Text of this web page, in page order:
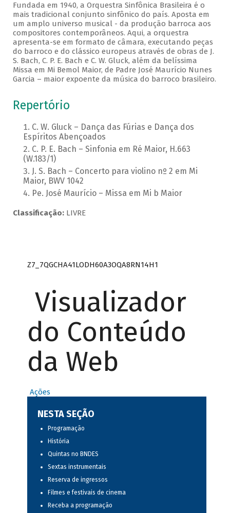
Fundada em 1940, a Orquestra Sinfônica Brasileira é o
mais tradicional conjunto sinfônico do país. Aposta em
um amplo universo musical - da produção barroca aos
compositores contemporâneos. Aqui, a orquestra
apresenta-se em formato de câmara, executando peças
do barroco e do clássico europeus através de obras de J.
S. Bach, C. P. E. Bach e C. W. Gluck, além da belíssima
Missa em Mi Bemol Maior, de Padre José Maurício Nunes
Garcia – maior expoente da música do barroco brasileiro.
Repertório
C. W. Gluck – Dança das Fúrias e Dança dos
Espíritos Abençoados
C. P. E. Bach – Sinfonia em Ré Maior, H.663
(W.183/1)
J. S. Bach – Concerto para violino nº 2 em Mi
Maior, BWV 1042
Pe. José Maurício – Missa em Mi b Maior
Classificação:LIVRE
Z7_7QGCHA41LODH60A3OQA8RN14H1
Visualizador
do Conteúdo
da Web
Ações
NESTA SEÇÃO
Programação
História
Quintas no BNDES
Sextas instrumentais
Reserva de ingressos
Filmes e festivais de cinema
Receba a programação